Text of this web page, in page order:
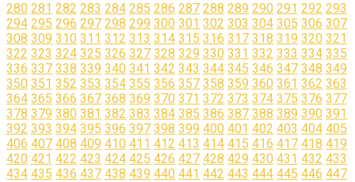
280 281 282 283 284 285 286 287 288 289 290 291 292 293
294 295 296 297 298 299 300 301 302 303 304 305 306 307
308 309 310 311 312 313 314 315 316 317 318 319 320 321
322 323 324 325 326 327 328 329 330 331 332 333 334 335
336 337 338 339 340 341 342 343 344 345 346 347 348 349
350 351 352 353 354 355 356 357 358 359 360 361 362 363
364 365 366 367 368 369 370 371 372 373 374 375 376 377
378 379 380 381 382 383 384 385 386 387 388 389 390 391
392 393 394 395 396 397 398 399 400 401 402 403 404 405
406 407 408 409 410 411 412 413 414 415 416 417 418 419
420 421 422 423 424 425 426 427 428 429 430 431 432 433
434 435 436 437 438 439 440 441 442 443 444 445 446 447